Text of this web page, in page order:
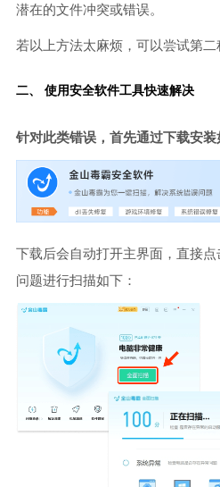
潜在的文件冲突或错误。
若以上方法太麻烦，可以尝试第二
二、 使用安全软件工具快速解决
针对此类错误，首先通过下载安装
下载后会自动打开主界面，直接
问题进行扫描如下：